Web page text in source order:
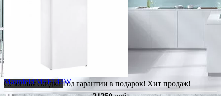
Сезонная скидкаГод гарантии в подарок! Хит продаж!
Maunfeld MFF143W